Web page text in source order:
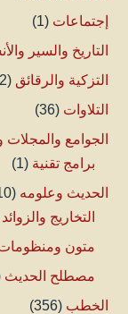
إجتماعات (1)
التاريخ والسير
التزكية والرقائق (2)
التلاوات (36)
الجوامع والمجلات
برامج تقنية (1)
الحديث وعلومه (10)
التخاريج والزوائد
متون
مصطلح الحديث
الخطب (356)